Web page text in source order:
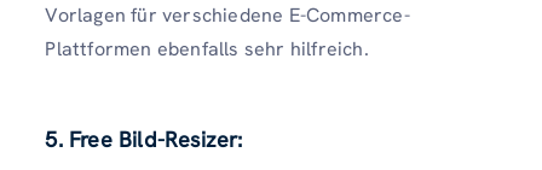
Vorlagen für verschiedene E-Commerce-
Plattformen ebenfalls sehr hilfreich.
5. Free Bild-Resizer: